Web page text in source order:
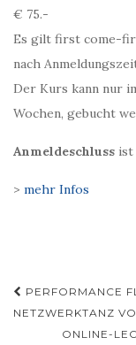
€ 75.-
Es gilt first come-
nach
Der Kurs kann nur
Wochen, gebucht
Anmeldeschluss ist
> mehr Infos
PERFORMANCE
NETZWERKTANZ
ONLINE-